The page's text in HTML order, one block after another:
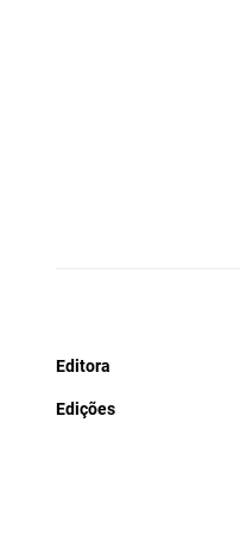
Editora
Edições